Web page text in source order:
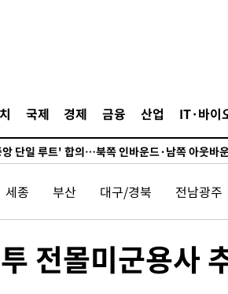
국제 경제 금융 산업 IT·바이
마드리드 첫 훈련…80명 식사 대접까지(종합)
동산 공급 기존 사고방식 매달리지 말고 과감히
단일 루트' 합의…북쪽 인바운드·남쪽 아웃바
도권 폭염중대경보, 폭염경보로 하향
들, 정원 초과 시 낮은 계급 임용…희망지 못 갈 수
…곳곳 소나기·강원 많은 비[내일날씨]
주 팹에 54조 투자…"AI 메모리 수요 선제 대응"
영 자매, 아제르바이잔 투란VC 입단
세종 부산 대구/경북 전남광주
전몰미군용사